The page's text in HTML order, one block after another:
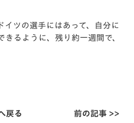
イツの選手にはあって、自分に
るように、残り約一週間で、
戻る 前の記事 >>